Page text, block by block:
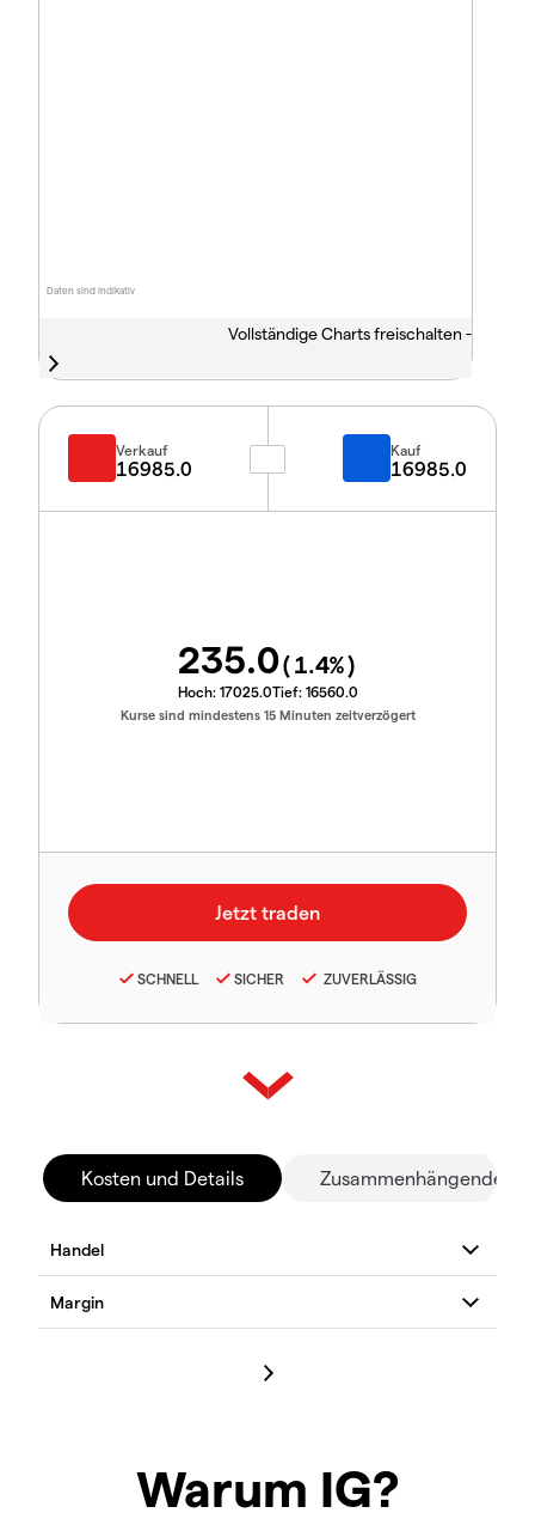
Daten sind indikativ
Vollständige Charts freischalten -
Verkauf
16985.0
Kauf
16985.0
235.0(1.4%)
Hoch: 17025.0Tief: 16560.0
Kurse sind mindestens 15 Minuten zeitverzögert
SCHNELL SICHER ZUVERLÄSSIG
Kosten und Details Zusammenhängende
Warum IG?